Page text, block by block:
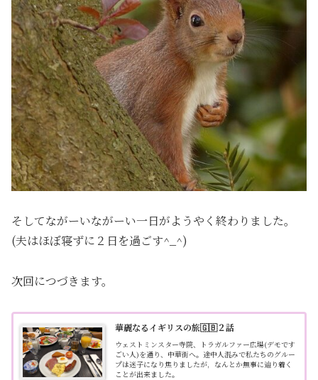
そしてながーいながーい一日がようやく終わりました。
(夫はほぼ寝ずに２日を過ごす^_^)
次回につづきます。
華麗なるイギリスの旅🇬🇧２話
ウェストミンスター寺院、トラガルファー広場(デモです
ごい人)を通り、中華街へ。途中人混みで私たちのグルー
プは迷子になり焦りましたが，なんとか無事に辿り着く
ことが出来ました。